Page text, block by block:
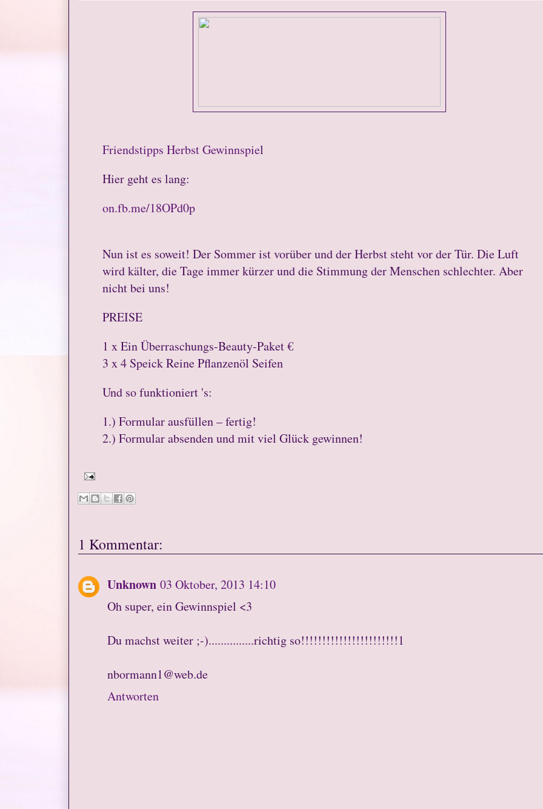
Friendstipps Herbst Gewinnspiel
Hier geht es lang:
on.fb.me/18OPd0p
Nun ist es soweit! Der Sommer ist vorüber und der Herbst steht vor der Tür. Die Luft
wird kälter, die Tage immer kürzer und die Stimmung der Menschen schlechter. Aber
nicht bei uns!
PREISE
1 x Ein Überraschungs-Beauty-Paket €
3 x 4 Speick Reine Pflanzenöl Seifen
Und so funktioniert 's:
1.) Formular ausfüllen – fertig!
2.) Formular absenden und mit viel Glück gewinnen!
1 Kommentar:
Unknown 03 Oktober, 2013 14:10
Oh super, ein Gewinnspiel <3
Du machst weiter ;-)...............richtig so!!!!!!!!!!!!!!!!!!!!!!!1
nbormann1@web.de
Antworten